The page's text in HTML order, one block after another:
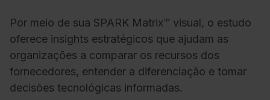
Por meio de sua SPARK Matrix™ visual, o estudo
oferece insights estratégicos que ajudam as
organizações a comparar os recursos dos
fornecedores, entender a diferenciação e tomar
decisões tecnológicas informadas.